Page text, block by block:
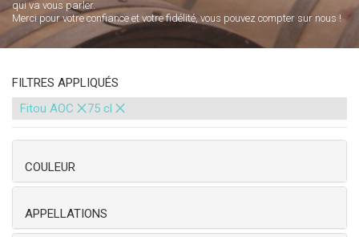
qui va vous parler.
Merci pour votre confiance et votre fidélité, vous pouvez compter sur nous !
FILTRES APPLIQUÉS
Fitou AOC ×75 cl ×
COULEUR
APPELLATIONS